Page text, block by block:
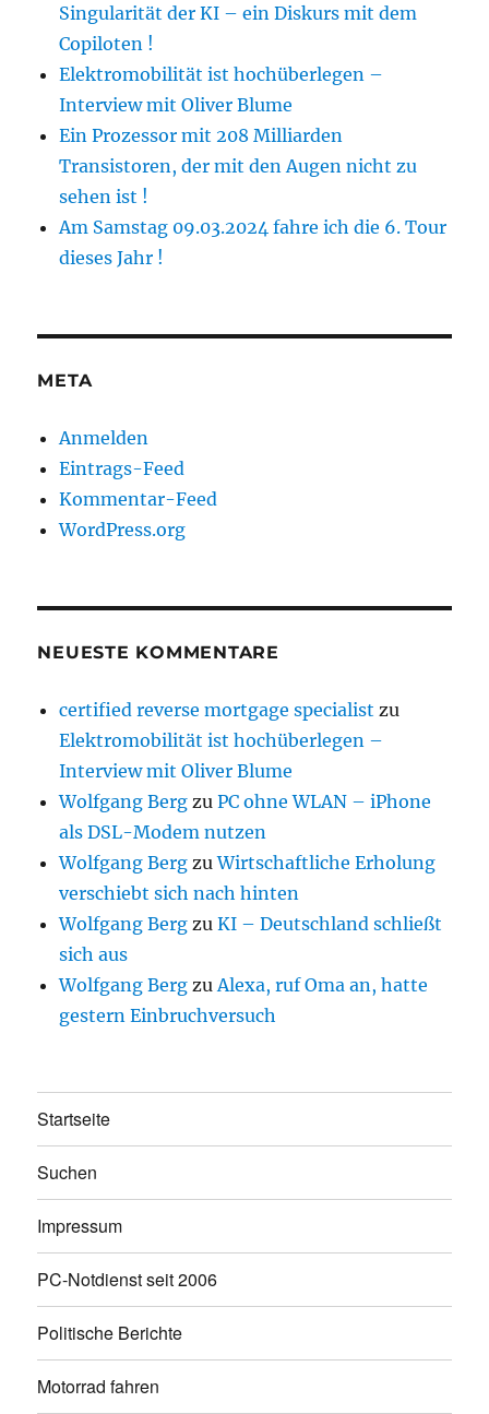
Singularität der KI – ein Diskurs mit dem
Copiloten !
Elektromobilität ist hochüberlegen –
Interview mit Oliver Blume
Ein Prozessor mit 208 Milliarden
Transistoren, der mit den Augen nicht zu
sehen ist !
Am Samstag 09.03.2024 fahre ich die 6. Tour
dieses Jahr !
META
Anmelden
Eintrags-Feed
Kommentar-Feed
WordPress.org
NEUESTE KOMMENTARE
certified reverse mortgage specialist zu
Elektromobilität ist hochüberlegen –
Interview mit Oliver Blume
Wolfgang Berg zuPC ohne WLAN – iPhone
als DSL-Modem nutzen
Wolfgang Berg zuWirtschaftliche Erholung
verschiebt sich nach hinten
Wolfgang Berg zuKI – Deutschland schließt
sich aus
Wolfgang Berg zu Alexa, ruf Oma an, hatte
gestern Einbruchversuch
Startseite
Suchen
Impressum
PC-Notdienst seit 2006
Politische Berichte
Motorrad fahren